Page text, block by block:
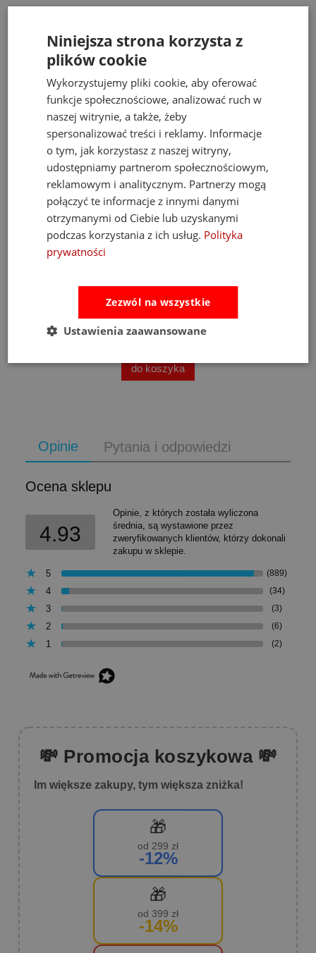
Fat Brain Toys dmuchawa do piłek Air Toobz
489,00 zł
Cena regularna:526,00 zł
do koszyka
Opinie Pytania i odpowiedzi
Ocena sklepu
4.93
Opinie, z których została wyliczona
średnia, są wystawione przez
zweryfikowanych klientów, którzy dokonali
zakupu w sklepie.
5 (889)
4 (34)
3 (3)
2 (6)
1 (2)
💸 Promocja koszykowa 💸
Im większe zakupy, tym większa zniżka!
🎁
od 299 zł
-12%
🎁
od 399 zł
-14%
Niniejsza strona korzysta z
plików cookie
Wykorzystujemy pliki cookie, aby oferować
funkcje społecznościowe, analizować ruch w
naszej witrynie, a także, żeby
spersonalizować treści i reklamy. Informacje
o tym, jak korzystasz z naszej witryny,
udostępniamy partnerom społecznościowym,
reklamowym i analitycznym. Partnerzy mogą
połączyć te informacje z innymi danymi
otrzymanymi od Ciebie lub uzyskanymi
podczas korzystania z ich usług. Polityka
prywatności
Zezwól na wszystkie
Ustawienia zaawansowane